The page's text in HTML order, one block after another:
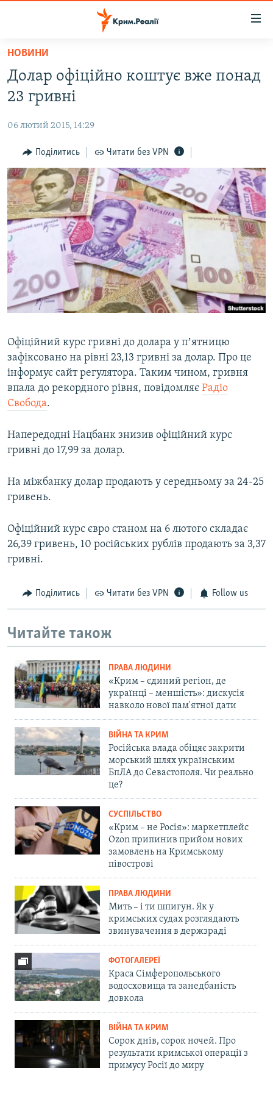
Перейти
основного
матеріалу
Перейти
до
навігації
Перейти
до
пошуку
ВОДА.КРИМ
ВІДЕО ТА ФОТО
ПОЛІТИКА
БЛОГИ
ПОГЛЯД
ІНТЕРВ'Ю
ВСЕ ЗА ДЕНЬ
СПЕЦПРОЕКТИ
ВІДЕОУРОКИ «ELIFBE»
СВІДЧЕННЯ ОКУПАЦІЇ
ЯК ОБІЙТИ БЛОКУВАННЯ
Русский
Qırımtatar
ДОЛУЧАЙСЯ!
Усі сайти RFE/RL
НОВИНИ
Долар офіційно коштує вже понад
23 гривні
06 лютий 2015, 14:29
Поділитись Читати без VPN
Офіційний курс гривні до долара у пʼятницю
зафіксовано на рівні 23,13 гривні за долар. Про це
інформує сайт регулятора. Таким чином, гривня
впала до рекордного рівня, повідомляє Радіо
Свобода.
Напередодні Нацбанк знизив офіційний курс
гривні до 17,99 за долар.
На міжбанку долар продають у середньому за 24-25
гривень.
Офіційний курс євро станом на 6 лютого складає
26,39 гривень, 10 російських рублів продають за 3,37
гривні.
Поділитись Читати без VPN Follow us
Читайте також
ПРАВА ЛЮДИНИ
«Крим – єдиний регіон, де
українці – меншість»: дискусія
навколо нової пам'ятної дати
ВІЙНА ТА КРИМ
Російська влада обіцяє закрити
морський шлях українським
БпЛА до Севастополя. Чи реально
це?
СУСПІЛЬСТВО
«Крим – не Росія»: маркетплейс
Ozon припинив прийом нових
замовлень на Кримському
півострові
ПРАВА ЛЮДИНИ
Мить – і ти шпигун. Як у
кримських судах розглядають
звинувачення в держзраді
ФОТОГАЛЕРЕЇ
Краса Сімферопольського
водосховища та занедбаність
довкола
ВІЙНА ТА КРИМ
Сорок днів, сорок ночей. Про
результати кримської операції з
примусу Росії до миру